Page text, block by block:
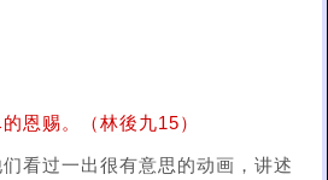
恩赐。（林後九15）
看过一出很有意思的动画，讲述